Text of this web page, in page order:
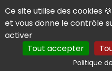
Panneau de gestion des
Ce site utilise des cookies 🍪
et vous donne le contrôle
activer
Tout accepter
Politique